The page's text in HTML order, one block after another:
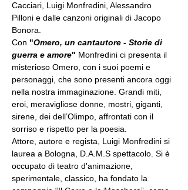
Cacciari, Luigi Monfredini, Alessandro
Pilloni e dalle canzoni originali di Jacopo
Bonora.
Con "Omero, un cantautore - Storie di
guerra e amore" Monfredini ci presenta il
misterioso Omero, con i suoi poemi e
personaggi, che sono presenti ancora oggi
nella nostra immaginazione. Grandi miti,
eroi, meravigliose donne, mostri, giganti,
sirene, dei dell’Olimpo, affrontati con il
sorriso e rispetto per la poesia.
Attore, autore e regista, Luigi Monfredini si
laurea a Bologna, D.A.M.S spettacolo. Si è
occupato di teatro d'animazione,
sperimentale, classico, ha fondato la